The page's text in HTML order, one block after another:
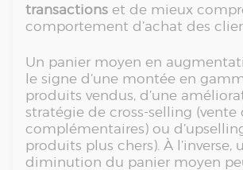
transactions et de mieux
comportement d’achat des
Un panier moyen en
le signe d’une montée en
produits vendus, d’une
stratégie de cross-selling
complémentaires) ou
produits plus chers). À l’inverse,
diminution du panier moyen